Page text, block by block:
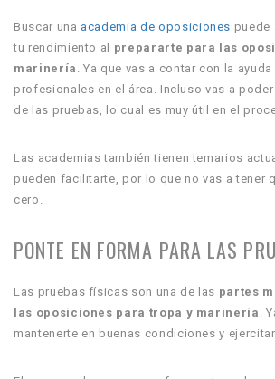
Buscar una academia de oposiciones puede
tu rendimiento al prepararte para las
marinería . Ya que vas a contar con la
profesionales en el área. Incluso vas a
de las pruebas, lo cual es muy útil en el
Las academias también tienen temarios
pueden facilitarte, por lo que no vas a tener
cero.
PONTE EN FORMA PARA LAS
Las pruebas físicas son una de las partes
las oposiciones para tropa y marinería .
mantenerte en buenas condiciones y